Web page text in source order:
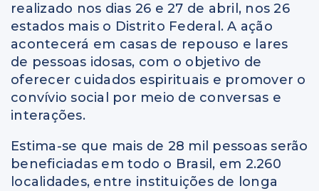
realizado nos dias 26 e 27 de abril, nos 26
estados mais o Distrito Federal. A ação
acontecerá em casas de repouso e lares
de pessoas idosas, com o objetivo de
oferecer cuidados espirituais e promover o
convívio social por meio de conversas e
interações.
Estima-se que mais de 28 mil pessoas serão
beneficiadas em todo o Brasil, em 2.260
localidades, entre instituições de longa